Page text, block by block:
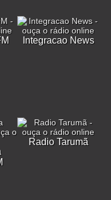
Integracao News
Radio Tarumã